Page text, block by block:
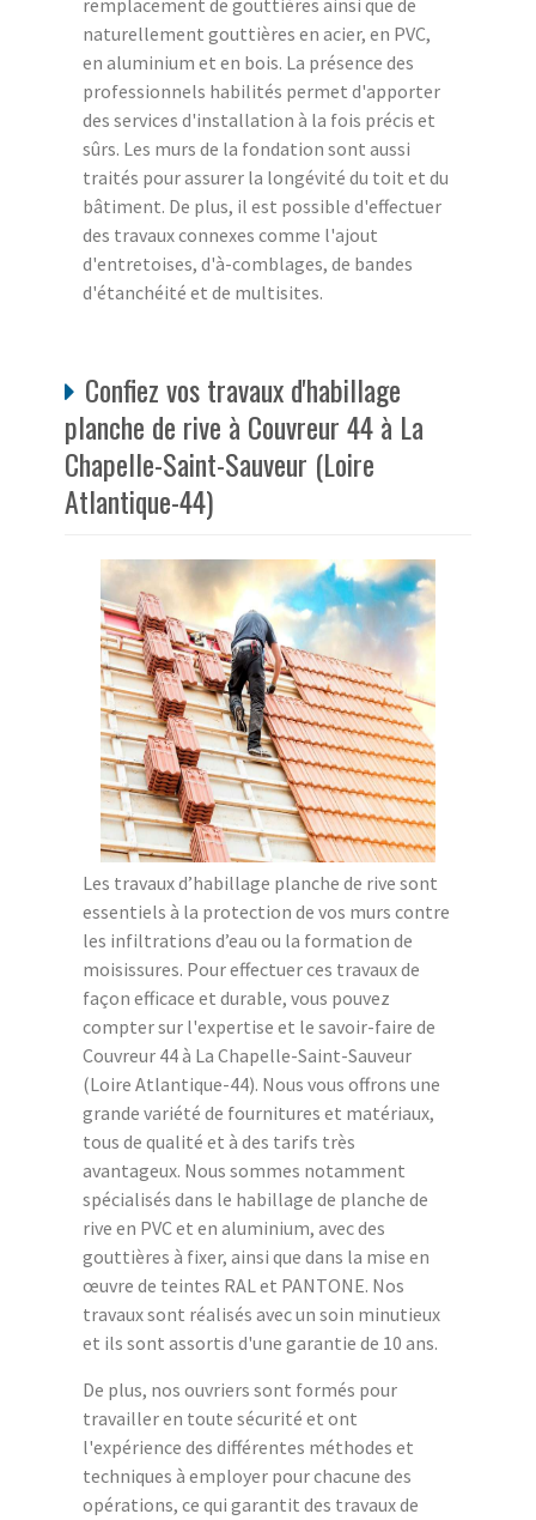
remplacement de gouttières ainsi que de
naturellement gouttières en acier, en PVC,
en aluminium et en bois. La présence des
professionnels habilités permet d'apporter
des services d'installation à la fois précis et
sûrs. Les murs de la fondation sont aussi
traités pour assurer la longévité du toit et du
bâtiment. De plus, il est possible d'effectuer
des travaux connexes comme l'ajout
d'entretoises, d'à-comblages, de bandes
d'étanchéité et de multisites.
Confiez vos travaux d'habillage
planche de rive à Couvreur 44 à La
Chapelle-Saint-Sauveur (Loire
Atlantique-44)
Les travaux d’habillage planche de rive sont
essentiels à la protection de vos murs contre
les infiltrations d’eau ou la formation de
moisissures. Pour effectuer ces travaux de
façon efficace et durable, vous pouvez
compter sur l'expertise et le savoir-faire de
Couvreur 44 à La Chapelle-Saint-Sauveur
(Loire Atlantique-44). Nous vous offrons une
grande variété de fournitures et matériaux,
tous de qualité et à des tarifs très
avantageux. Nous sommes notamment
spécialisés dans le habillage de planche de
rive en PVC et en aluminium, avec des
gouttières à fixer, ainsi que dans la mise en
œuvre de teintes RAL et PANTONE. Nos
travaux sont réalisés avec un soin minutieux
et ils sont assortis d'une garantie de 10 ans.
De plus, nos ouvriers sont formés pour
travailler en toute sécurité et ont
l'expérience des différentes méthodes et
techniques à employer pour chacune des
opérations, ce qui garantit des travaux de